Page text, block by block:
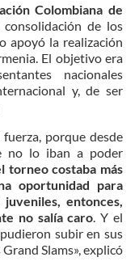
Colombiana de
de los
apoyó la realización
El objetivo era
nacionales
y, de ser
porque desde
no lo iban a poder
torneo costaba más
oportunidad para
entonces,
no salía caro . Y el
subir en sus
Slams», explicó